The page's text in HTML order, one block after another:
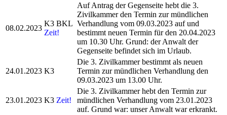
08.02.2023
K3 BKL
Zeit!
Auf Antrag der Gegenseite hebt die 3.
Zivilkammer den Termin zur mündlichen
Verhandlung vom 09.03.2023 auf und
bestimmt neuen Termin für den 20.04.2023
um 10.30 Uhr. Grund: der Anwalt der
Gegenseite befindet sich im Urlaub.
24.01.2023 K3
Die 3. Zivilkammer bestimmt als neuen
Termin zur mündlichen Verhandlung den
09.03.2023 um 13.00 Uhr.
23.01.2023 K3 Zeit!
Die 3. Zivilkammer hebt den Termin zur
mündlichen Verhandlung vom 23.01.2023
auf. Grund war: unser Anwalt war erkrankt.